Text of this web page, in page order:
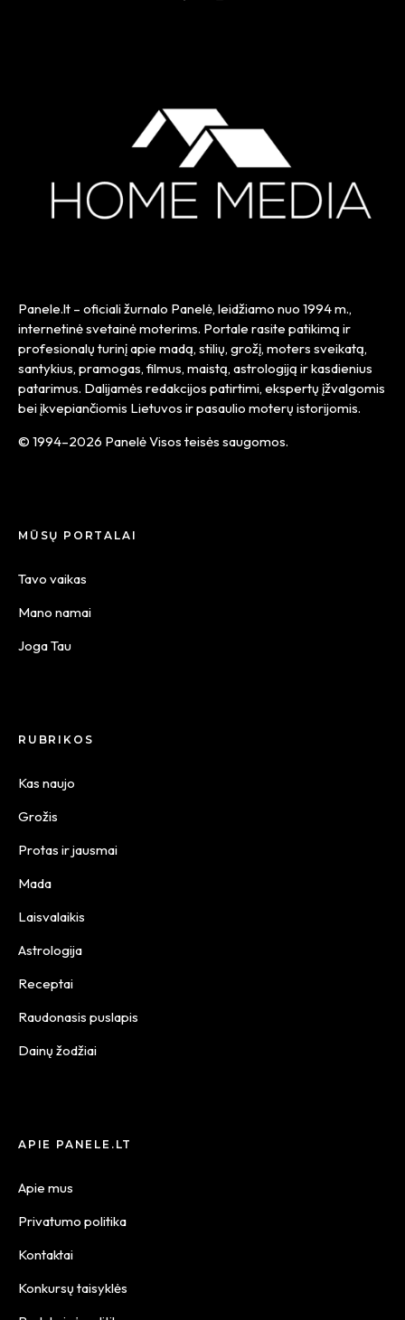
Panele.lt – oficiali žurnalo Panelė, leidžiamo nuo 1994 m.,
internetinė svetainė moterims. Portale rasite patikimą ir
profesionalų turinį apie madą, stilių, grožį, moters sveikatą,
santykius, pramogas, filmus, maistą, astrologiją ir kasdienius
patarimus. Dalijamės redakcijos patirtimi, ekspertų įžvalgomis
bei įkvepiančiomis Lietuvos ir pasaulio moterų istorijomis.
© 1994–2026 Panelė Visos teisės saugomos.
MŪSŲ PORTALAI
Tavo vaikas
Mano namai
Joga Tau
RUBRIKOS
Kas naujo
Grožis
Protas ir jausmai
Mada
Laisvalaikis
Astrologija
Receptai
Raudonasis puslapis
Dainų žodžiai
APIE PANELE.LT
Apie mus
Privatumo politika
Kontaktai
Konkursų taisyklės